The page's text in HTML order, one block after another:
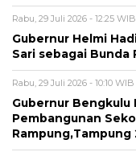
Rabu, 29 Juli 2026 - 12:25 WIB
Gubernur Helmi
Sari sebagai Bunda
Rabu, 29 Juli 2026 - 10:10 WIB
Gubernur Bengkulu
Pembangunan
Rampung,Tampung